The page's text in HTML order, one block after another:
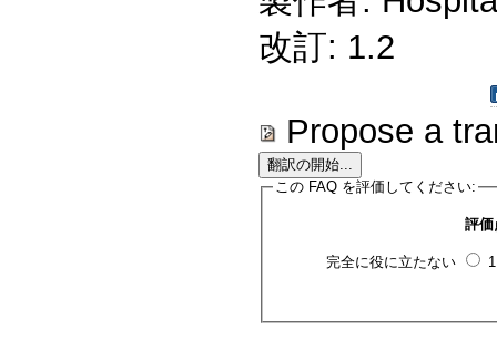
改訂: 1.2
Propose a
この FAQ を評価してください:
評価
完全に役に立たない